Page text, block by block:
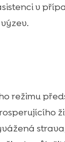
v
režimu